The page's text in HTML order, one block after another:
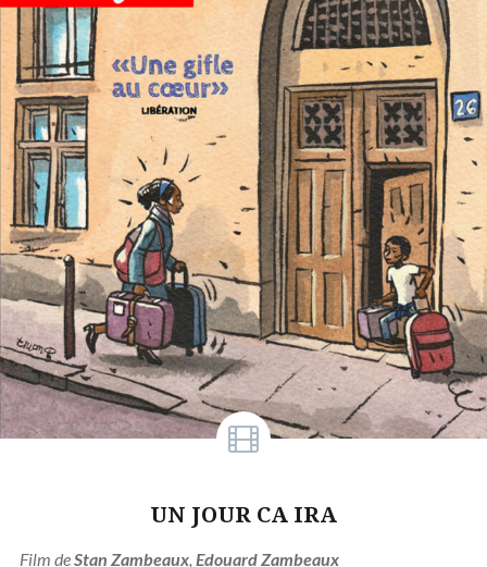
UN JOUR CA IRA
Film de Stan Zambeaux, Edouard Zambeaux